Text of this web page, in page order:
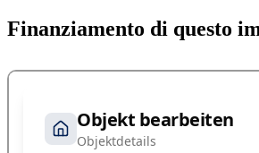
Finanziamento di questo